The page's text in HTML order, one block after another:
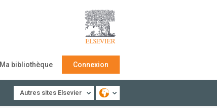
Ma bibliothèque Connexion
Autres sites Elsevier